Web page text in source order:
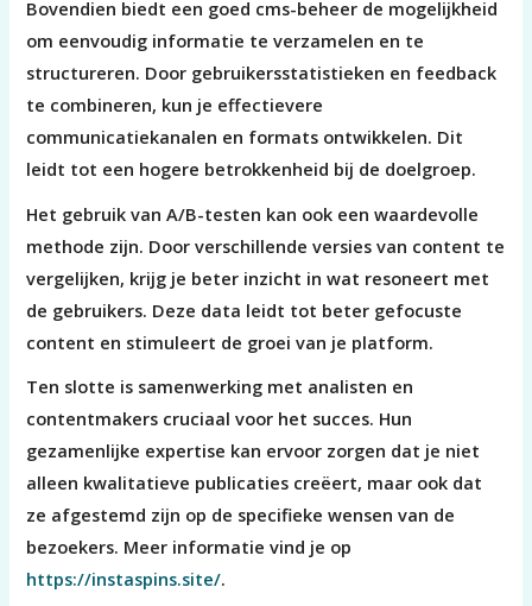
Bovendien biedt een goed cms-beheer de mogelijkheid
om eenvoudig informatie te verzamelen en te
structureren. Door gebruikersstatistieken en feedback
te combineren, kun je effectievere
communicatiekanalen en formats ontwikkelen. Dit
leidt tot een hogere betrokkenheid bij de doelgroep.
Het gebruik van A/B-testen kan ook een waardevolle
methode zijn. Door verschillende versies van content te
vergelijken, krijg je beter inzicht in wat resoneert met
de gebruikers. Deze data leidt tot beter gefocuste
content en stimuleert de groei van je platform.
Ten slotte is samenwerking met analisten en
contentmakers cruciaal voor het succes. Hun
gezamenlijke expertise kan ervoor zorgen dat je niet
alleen kwalitatieve publicaties creëert, maar ook dat
ze afgestemd zijn op de specifieke wensen van de
bezoekers. Meer informatie vind je op
https://instaspins.site/.